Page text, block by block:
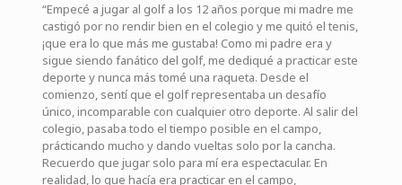
“Empecé a jugar al golf a los 12 años porque mi madre me
castigó por no rendir bien en el colegio y me quitó el tenis,
¡que era lo que más me gustaba! Como mi padre era y
sigue siendo fanático del golf, me dediqué a practicar este
deporte y nunca más tomé una raqueta. Desde el
comienzo, sentí que el golf representaba un desafío
único, incomparable con cualquier otro deporte. Al salir del
colegio, pasaba todo el tiempo posible en el campo,
prácticando mucho y dando vueltas solo por la cancha.
Recuerdo que jugar solo para mí era espectacular. En
realidad, lo que hacía era practicar en el campo,